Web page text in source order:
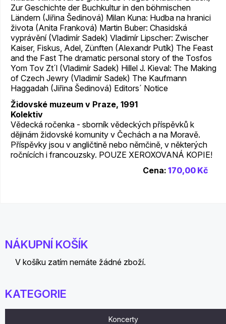
Zur Geschichte der Buchkultur in den böhmischen
Ländern (Jiřina Šedinová) Milan Kuna: Hudba na hranici
života (Anita Franková) Martin Buber: Chasidská
vyprávění (Vladimír Sadek) Vladimír Lipscher: Zwischer
Kaiser, Fiskus, Adel, Zünften (Alexandr Putík) The Feast
and the Fast The dramatic personal story of the Tosfos
Yom Tov Zt´l (Vladimír Sadek) Hillel J. Kieval: The Making
of Czech Jewry (Vladimír Sadek) The Kaufmann
Haggadah (Jiřina Šedinová) Editors´ Notice
Židovské muzeum v Praze, 1991
Kolektiv
Vědecká ročenka - sborník vědeckých příspěvků k
dějinám židovské komunity v Čechách a na Moravě.
Příspěvky jsou v angličtině nebo němčině, v některých
ročnících i francouzsky. POUZE XEROXOVANÁ KOPIE!
Cena: 170,00 Kč
NÁKUPNÍ KOŠÍK
V košíku zatím nemáte žádné zboží.
KATEGORIE
Koncerty